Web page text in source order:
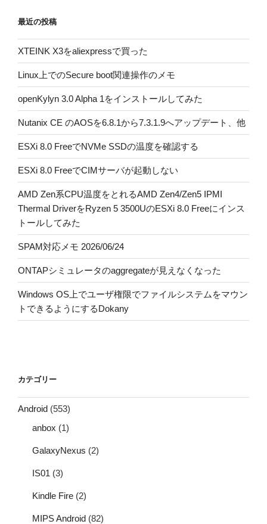
最近の投稿
XTEINK X3をaliexpressで買った
Linux上でのSecure boot関連操作のメモ
openKylyn 3.0 Alpha 1をインストールしてみた
Nutanix CE のAOSを6.8.1から7.3.1.9へアップデート、他
ESXi 8.0 FreeでNVMe SSDの温度を確認する
ESXi 8.0 FreeでCIMサーバが起動しない
AMD Zen系CPU温度をとれるAMD Zen4/Zen5 IPMI
Thermal DriverをRyzen 5 3500UのESXi 8.0 Freeにインス
トールしてみた
SPAM対応メモ 2026/06/24
ONTAPシミュレータのaggregateが見えなくなった
Windows OS上でユーザ権限でファイルシステムをマウン
トできるようにするDokany
カテゴリー
Android (553)
anbox (1)
GalaxyNexus (2)
IS01 (3)
Kindle Fire (2)
MIPS Android (82)